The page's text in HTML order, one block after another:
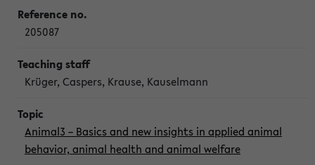
205087
Krüger, Caspers, Krause, Kauselmann
Animal3 – Basics and new insights in applied animal
behavior, animal health and animal welfare